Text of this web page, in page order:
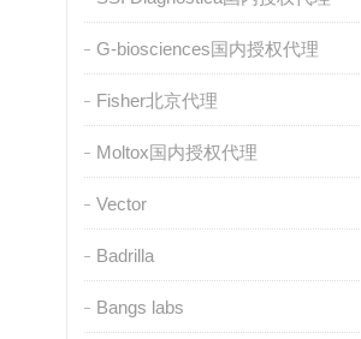
G-biosciences国内授权代理
Fisher北京代理
Moltox国内授权代理
Vector
Badrilla
Bangs labs